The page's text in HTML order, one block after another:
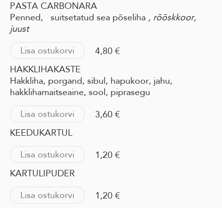
PASTA CARBONARA
Penned, suitsetatud sea põseliha , rõõskkoor,
juust
Lisa ostukorvi
4,80 €
HAKKLIHAKASTE
Hakkliha, porgand, sibul, hapukoor, jahu,
hakklihamaitseaine, sool, piprasegu
Lisa ostukorvi
3,60 €
KEEDUKARTUL
Lisa ostukorvi
1,20 €
KARTULIPUDER
Lisa ostukorvi
1,20 €